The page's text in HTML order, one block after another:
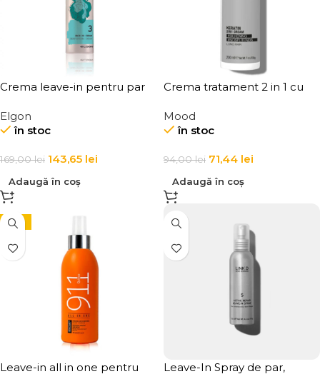
Crema leave-in pentru par
Elgon
în stoc
169,00lei 143,65 lei
Adaugă în coș
Crema tratament 2 in 1 cu
lung Mood Keratin Long Hair
2-in-1 Cream
Mood
în stoc
94,00lei 71,44 lei
Adaugă în coș
-15%
Leave-in all in one pentru
Leave-In Spray de par,